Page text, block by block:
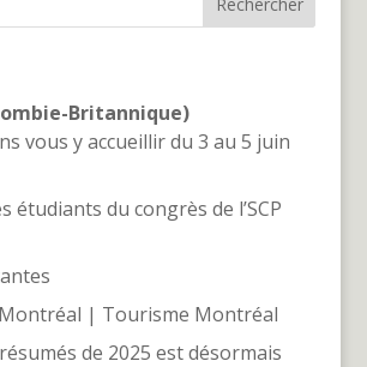
Britannique)
vous y accueillir du 3 au 5 juin
étudiants du congrès de l’SCP
| Tourisme Montréal
de 2025 est désormais